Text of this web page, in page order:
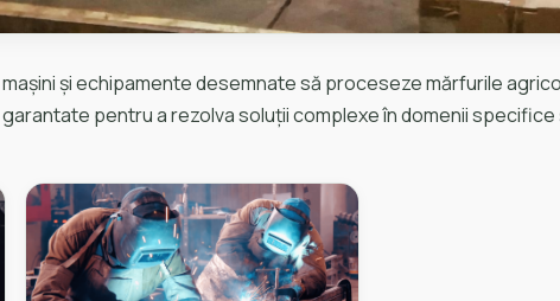
și echipamente desemnate să proceseze mărfurile
pentru a rezolva soluții complexe în domenii